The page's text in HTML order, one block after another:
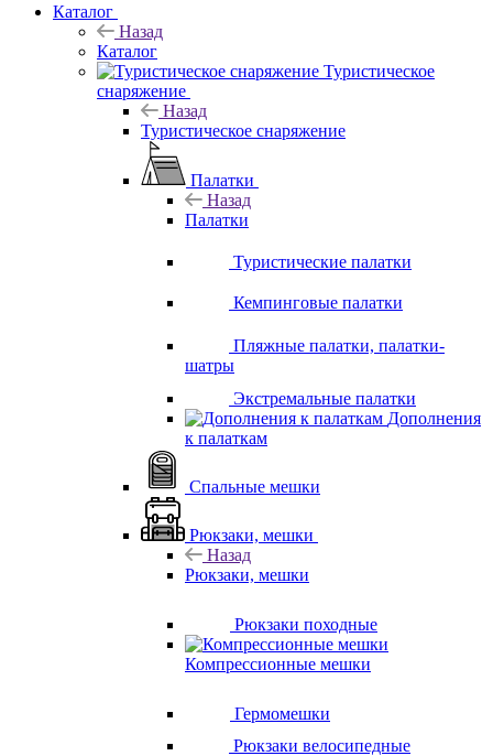
Каталог
Назад
Каталог
Туристическое
снаряжение
Назад
Туристическое снаряжение
Палатки
Назад
Палатки
Туристические палатки
Кемпинговые палатки
Пляжные палатки, палатки-
шатры
Экстремальные палатки
Дополнения
к палаткам
Спальные мешки
Рюкзаки, мешки
Назад
Рюкзаки, мешки
Рюкзаки походные
Компрессионные мешки
Гермомешки
Рюкзаки велосипедные